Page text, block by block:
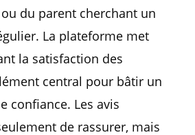
du parent cherchant un
La plateforme met
la satisfaction des
central pour bâtir un
confiance. Les avis
de rassurer, mais